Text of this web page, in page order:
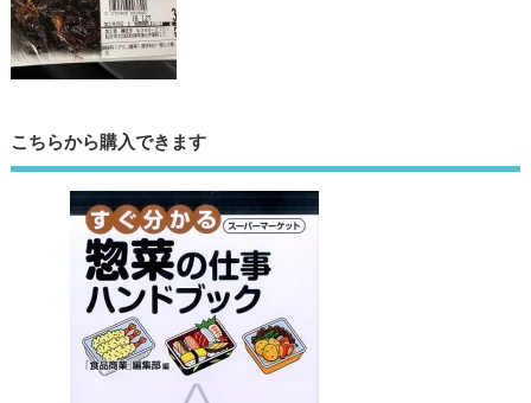
こちらから購入できます